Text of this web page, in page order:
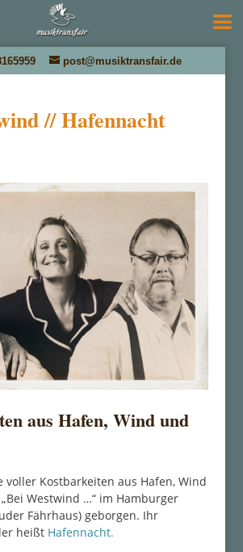
post@musiktransfair.de
// Hafennacht
aus Hafen, Wind und
voller Kostbarkeiten aus Hafen, Wind
Westwind …“ im Hamburger
Fährhaus) geborgen. Ihr
heißt Hafennacht.